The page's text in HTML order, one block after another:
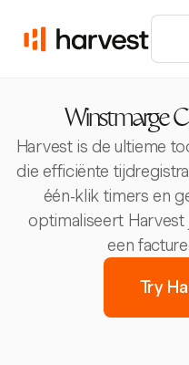
Winstmarge
Harvest is de ultieme
die efficiënte
één-klik timers en
optimaliseert
een
Try